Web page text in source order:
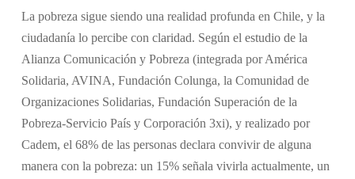
La pobreza sigue siendo una realidad profunda en Chile, y la
ciudadanía lo percibe con claridad. Según el estudio de la
Alianza Comunicación y Pobreza (integrada por América
Solidaria, AVINA, Fundación Colunga, la Comunidad de
Organizaciones Solidarias, Fundación Superación de la
Pobreza-Servicio País y Corporación 3xi), y realizado por
Cadem, el 68% de las personas declara convivir de alguna
manera con la pobreza: un 15% señala vivirla actualmente, un